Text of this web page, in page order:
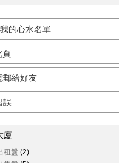
的心水名單
頁
郵給好友
誤
廈
租盤 (2)